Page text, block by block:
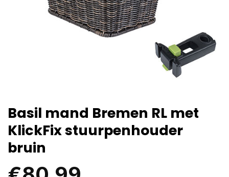
Basil mand Bremen RL met
KlickFix stuurpenhouder
bruin